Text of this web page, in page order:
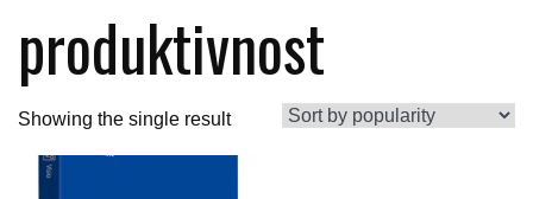
produktivnost
Showing the single result